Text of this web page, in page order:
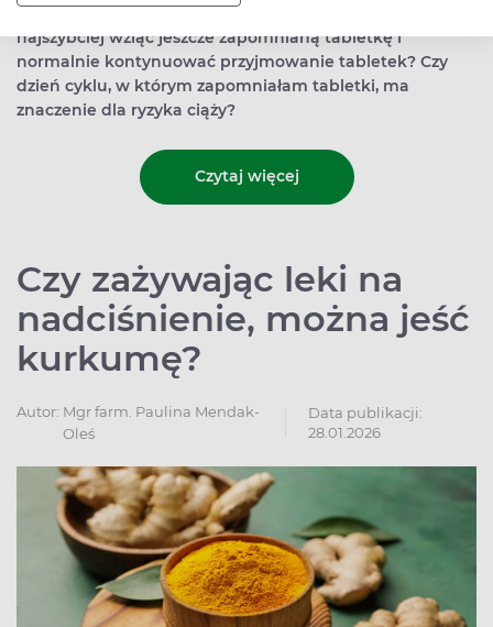
zminimalizować ryzyko zajścia w ciążę? Czy jak
najszybciej wziąć jeszcze zapomnianą tabletkę i
normalnie kontynuować przyjmowanie tabletek? Czy
dzień cyklu, w którym zapomniałam tabletki, ma
znaczenie dla ryzyka ciąży?
Czytaj więcej
Czy zażywając leki na
nadciśnienie, można jeść
kurkumę?
Autor: Mgr farm. Paulina Mendak-
Oleś
Data publikacji:
28.01.2026